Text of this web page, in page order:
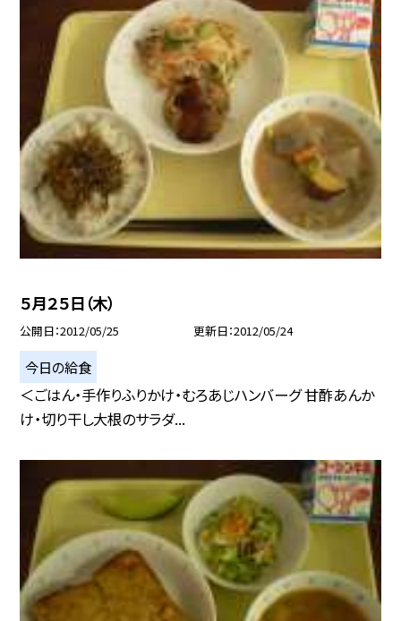
５月２５日（木）
公開日 2012/05/25 更新日 2012/05/24
今日の給食
＜ごはん・手作りふりかけ・むろあじハンバーグ 甘酢あんか
け・切り干し大根のサラダ...